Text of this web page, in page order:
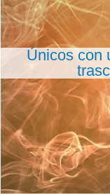
Únicos con